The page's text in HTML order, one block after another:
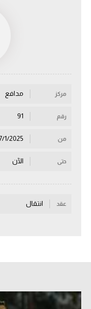
أقسام
سعودي في الجول
رياضات أخرى
مركز مدافع
رقم
من
حتى الآن
عقد انتقال